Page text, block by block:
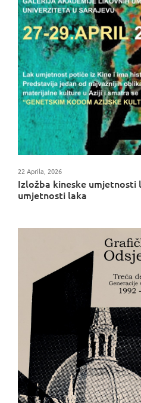
Izložba kineske umjetnosti
umjetnosti laka
22 Aprila, 2026